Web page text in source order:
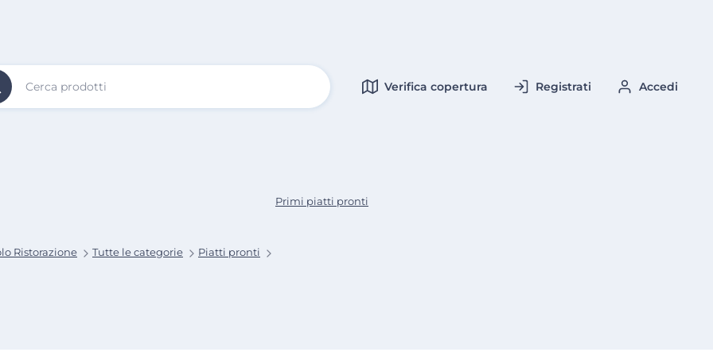
Verifica copertura Registrati Accedi
Ristorazione Tutte le categorie Piatti pronti
Primi piatti pronti